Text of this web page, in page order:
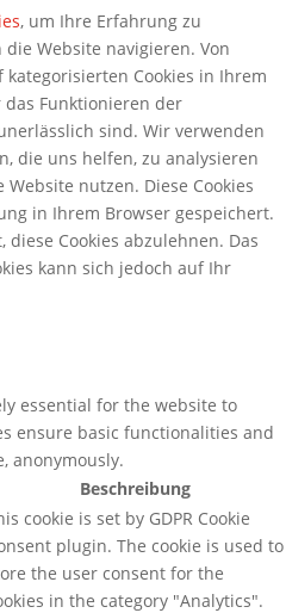
, um Ihre Erfahrung zu
Website navigieren. Von
Cookies in Ihrem
Funktionieren der
sind. Wir verwenden
die uns helfen, zu analysieren
nutzen. Diese Cookies
in Ihrem Browser gespeichert.
Cookies abzulehnen. Das
kann sich jedoch auf Ihr
essential for the website to
ensure basic functionalities and
anonymously.
Beschreibung
cookie is set by GDPR Cookie
plugin. The cookie is used to
the user consent for the
in the category "Analytics".